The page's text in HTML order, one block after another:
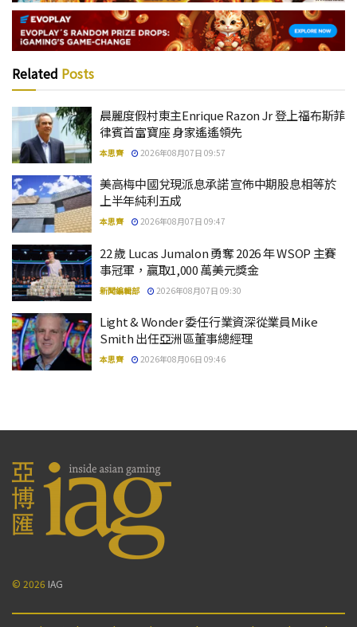
Related Posts
晨麗度假村東主Enrique Razon Jr 登上福布斯菲
律賓首富寶座 身家遙遙領先
本思齊 2026年08月07日 09:57
美高梅中國兌現派息承諾 宣佈中期股息相等於
上半年純利五成
本思齊 2026年08月07日 09:47
22 歲 Lucas Jumalon 勇奪 2026 年 WSOP 主賽
事冠軍，贏取1,000 萬美元獎金
新聞編輯部 2026年08月07日 09:30
Light & Wonder 委任行業資深從業員Mike
Smith 出任亞洲區董事總經理
本思齊 2026年08月06日 09:46
© 2026 IAG